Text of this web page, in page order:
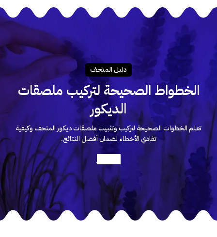
دليـل المتحـف
الخطواط الصحيحة لتركيب ملصقات
الديكور
تعلم الخطوات الصحيحة لتركيب وتثبيت ملصقات ديكور المتحف وكيفية
تفادي الأخطاء لضمان أفضل النتائج.